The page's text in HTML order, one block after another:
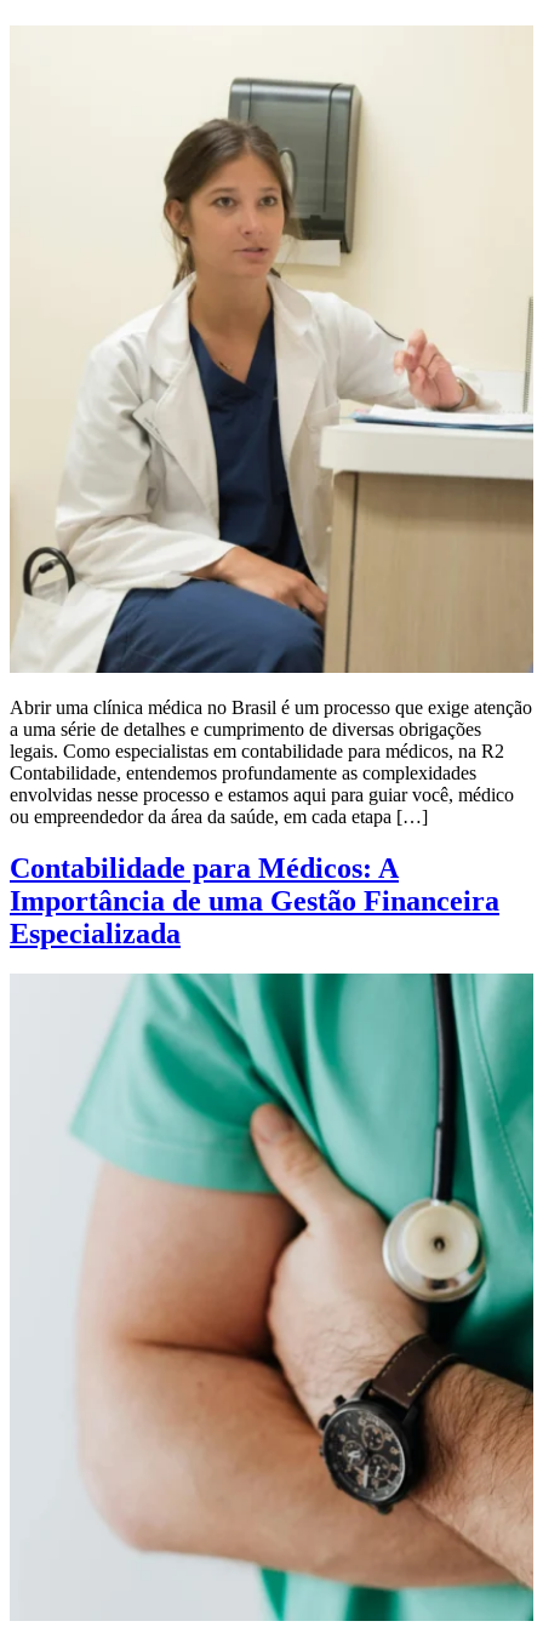
Abrir uma clínica médica no Brasil é um processo que exige atenção
a uma série de detalhes e cumprimento de diversas obrigações
legais. Como especialistas em contabilidade para médicos, na R2
Contabilidade, entendemos profundamente as complexidades
envolvidas nesse processo e estamos aqui para guiar você, médico
ou empreendedor da área da saúde, em cada etapa […]
Contabilidade para Médicos: A
Importância de uma Gestão Financeira
Especializada